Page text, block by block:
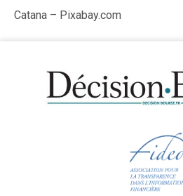
Catana – Pixabay.com